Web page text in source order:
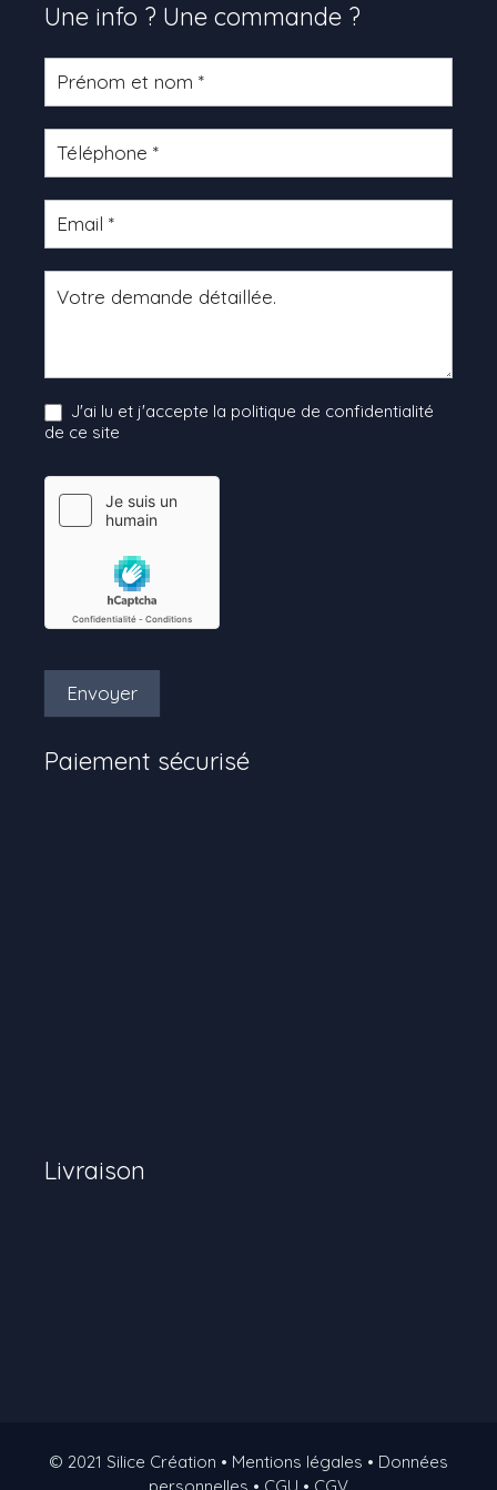
Une info ? Une commande ?
Formulaire
produit
J'ai lu et j'accepte la politique de confidentialité
de ce site
Envoyer
Paiement sécurisé
Livraison
© 2021 Silice Création • Mentions légales • Données